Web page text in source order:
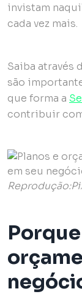
invistam
cada vez mais.
Saiba através
são
que forma a
contribuir